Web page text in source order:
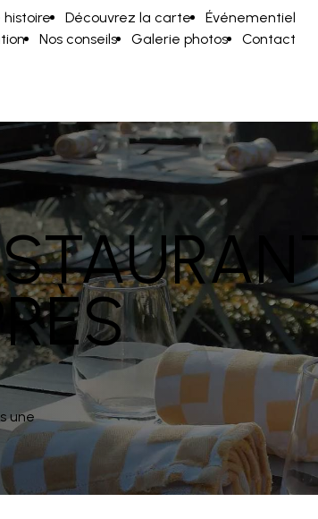
histoire Découvrez la carte
Événementiel
Nos conseils Galerie photos Contact
une